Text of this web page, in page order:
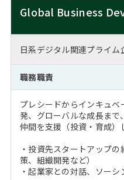
MBAの転職事例
MBAからのFAQ
MBA留学生数の推移
MBAを生かす求人特集
年齢と年収の相関図
外資系／面接攻略のコツ
キャリアに効く一冊
注目企業インタビュー
プロ経営者の特別セミナー
Career Talk Live
MBA NETWORKING
パブリシティ
ニュースリリース
Global Business
日系デジタル関連プライム
職務職責
プレシードからインキュ
発、グローバルな成長まで
仲間を支援（投資・育成）
・投資先スタートアップ
策、組織開発など）
・起業家との対話、ソー